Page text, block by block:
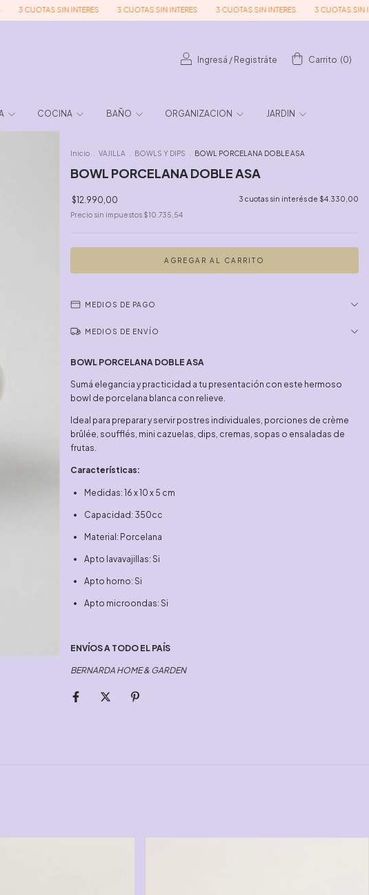
SIN INTERES 3 CUOTAS SIN INTERES 3 CUOTAS SIN INTERES 3 CUOTAS SIN
Ingresá / Registráte Carrito (0)
COCINA BAÑO ORGANIZACION JARDIN
Inicio VAJILLA BOWLS Y DIPS BOWL PORCELANA DOBLE ASA
BOWL PORCELANA DOBLE ASA
$12.990,00 3 cuotas sin interés de $4.330,00
Precio sin impuestos $10.735,54
MEDIOS DE PAGO
MEDIOS DE ENVÍO
BOWL PORCELANA DOBLE ASA
Sumá elegancia y practicidad a tu presentación con este hermoso
bowl de porcelana blanca con relieve.
Ideal para preparar y servir postres individuales, porciones de crème
brûlée, soufflés, mini cazuelas, dips, cremas, sopas o ensaladas de
frutas.
Características:
Medidas: 16 x 10 x 5 cm
Capacidad: 350cc
Material: Porcelana
Apto lavavajillas: Si
Apto horno: Si
Apto microondas: Si
ENVÍOS A TODO EL PAÍS
BERNARDA HOME & GARDEN